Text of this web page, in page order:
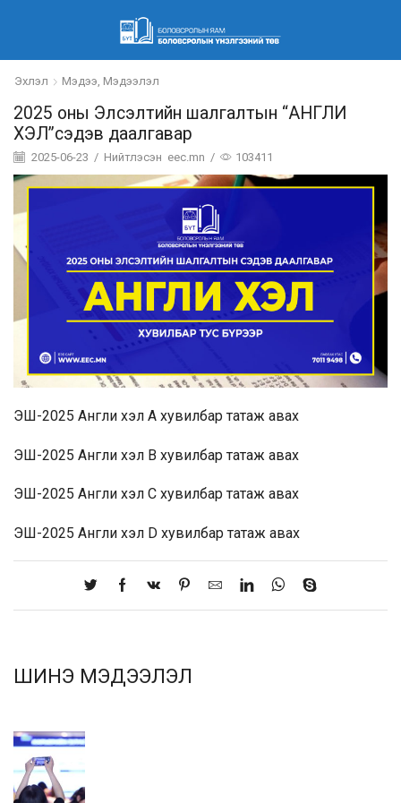
Эхлэл Мэдээ, Мэдээлэл
2025 оны Элсэлтийн шалгалтын “АНГЛИ
ХЭЛ”сэдэв даалгавар
2025-06-23 / Нийтлэсэн eec.mn / 103411
ЭШ-2025 Англи хэл A хувилбар татаж авах
ЭШ-2025 Англи хэл B хувилбар татаж авах
ЭШ-2025 Англи хэл C хувилбар татаж авах
ЭШ-2025 Англи хэл D хувилбар татаж авах
ШИНЭ МЭДЭЭЛЭЛ